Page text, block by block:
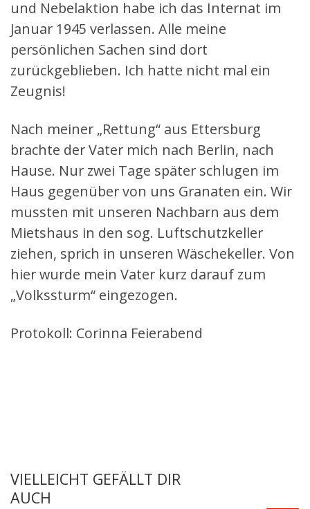
und Nebelaktion habe ich das Internat im
Januar 1945 verlassen. Alle meine
persönlichen Sachen sind dort
zurückgeblieben. Ich hatte nicht mal ein
Zeugnis!
Nach meiner „Rettung“ aus Ettersburg
brachte der Vater mich nach Berlin, nach
Hause. Nur zwei Tage später schlugen im
Haus gegenüber von uns Granaten ein. Wir
mussten mit unseren Nachbarn aus dem
Mietshaus in den sog. Luftschutzkeller
ziehen, sprich in unseren Wäschekeller. Von
hier wurde mein Vater kurz darauf zum
„Volkssturm“ eingezogen.
Protokoll: Corinna Feierabend
VIELLEICHT GEFÄLLT DIR
AUCH